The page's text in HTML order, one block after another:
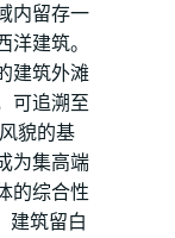
内留存一
建筑。
建筑外滩
可追溯至
貌的基
为集高端
的综合性
建筑留白